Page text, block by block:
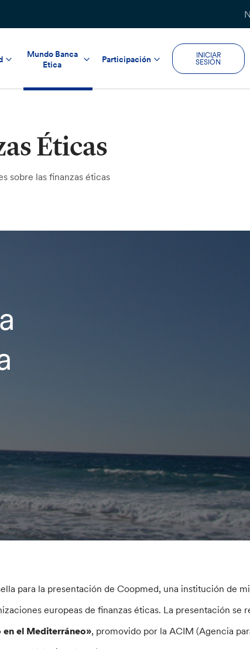
Mundo Banca
Etica
Participación
INICIAR
SESIÓN
Éticas
sobre las finanzas éticas
para la presentación de Coopmed, una institución de
europeas de finanzas éticas. La presentación se
el Mediterráneo», promovido por la ACIM (Agencia